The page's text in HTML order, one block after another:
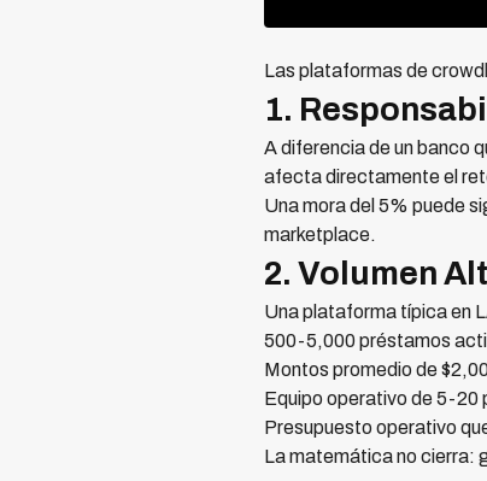
Las plataformas de
1.
A diferencia de un banco
afecta directamente el
Una mora del 5% puede
marketplace.
2. Volumen
Una plataforma típica en
500-5,000 préstamos
Montos promedio de
Equipo operativo de 5-20
Presupuesto operativo
La matemática no cierra: